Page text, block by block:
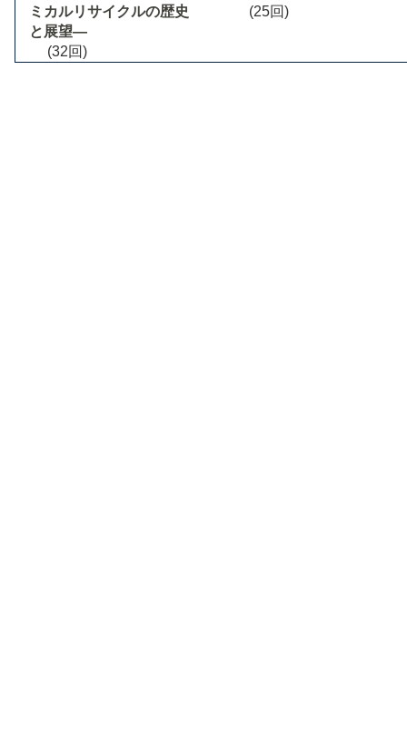
ミカルリサイクルの歴史
と展望―
(32回)
(25回)